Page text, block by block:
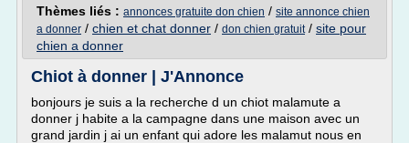
Thèmes liés : annonces gratuite don chien / site annonce chien
a donner / chien et chat donner / don chien gratuit/ site pour
chien a donner
Chiot à donner | J'Annonce
bonjours je suis a la recherche d un chiot malamute a
donner j habite a la campagne dans une maison avec un
grand jardin j ai un enfant qui adore les malamut nous en